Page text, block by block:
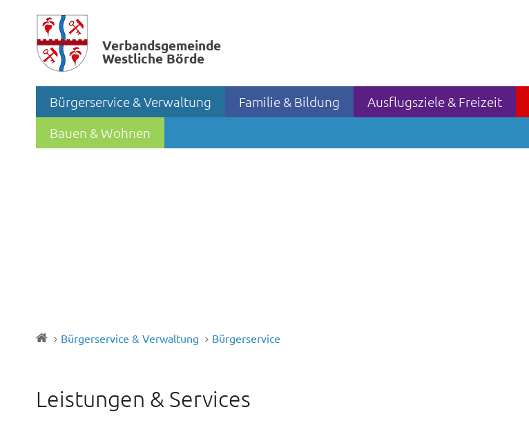
Verbands­gemeinde
Westliche Börde
Bürgerservice & Verwaltung Familie & Bildung Ausflugsziele & Freizeit
Bauen & Wohnen
Bürgerservice & Verwaltung Bürgerservice
Leistungen & Services